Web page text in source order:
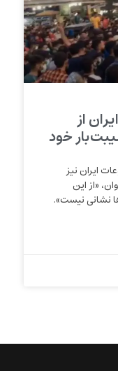
از
خود
ایران نیز
«از این
نشانی نیست».